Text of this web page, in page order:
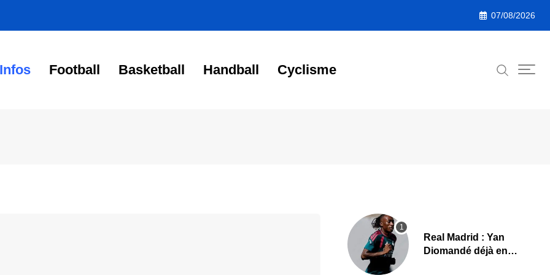
07/08/2026
Infos Football Basketball Handball Cyclisme
Real Madrid : Yan
Diomandé déjà en